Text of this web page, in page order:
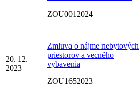
ZOU0012024
20. 12.
2023
Zmluva o nájme nebytových
priestorov a vecného
vybavenia
ZOU1652023